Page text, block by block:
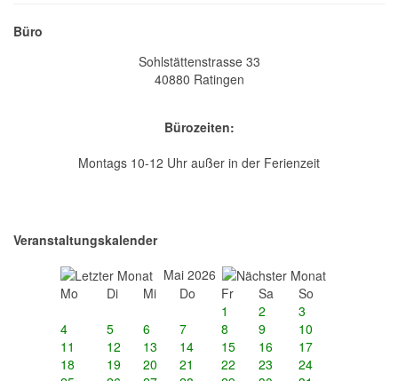
Büro
Sohlstättenstrasse 33
40880 Ratingen
Bürozeiten:
Montags 10-12 Uhr außer in der Ferienzeit
Veranstaltungskalender
Mai 2026
Mo
Di Mi Do Fr Sa
So
1
2
3
4
5 6 7 8 9
10
11
12 13 14 15 16
17
18
19 20 21 22 23
24